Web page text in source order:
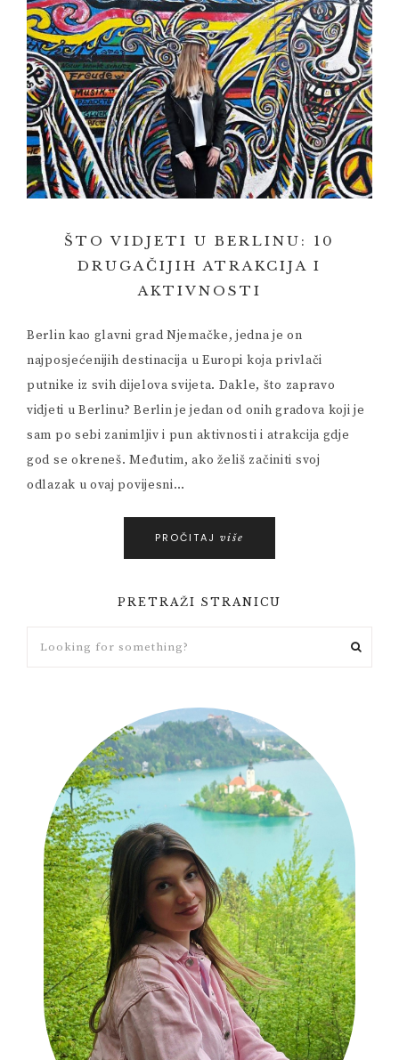
ŠTO VIDJETI U BERLINU: 10
DRUGAČIJIH ATRAKCIJA I
AKTIVNOSTI
Berlin kao glavni grad Njemačke, jedna je on
najposjećenijih destinacija u Europi koja privlači
putnike iz svih dijelova svijeta. Dakle, što zapravo
vidjeti u Berlinu? Berlin je jedan od onih gradova koji je
sam po sebi zanimljiv i pun aktivnosti i atrakcija gdje
god se okreneš. Međutim, ako želiš začiniti svoj
odlazak u ovaj povijesni…
PROČITAJ više
PRETRAŽI STRANICU